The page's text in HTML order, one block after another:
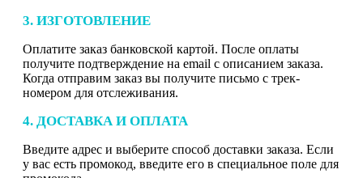
3. ИЗГОТОВЛЕНИЕ
Оплатите заказ банковской картой. После оплаты
получите подтверждение на email с описанием заказа.
Когда отправим заказ вы получите письмо с трек-
номером для отслеживания.
4. ДОСТАВКА И ОПЛАТА
Введите адрес и выберите способ доставки заказа. Если
у вас есть промокод, введите его в специальное поле для